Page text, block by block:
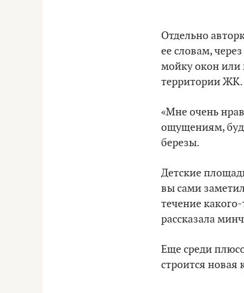
Отдельно
ее словам,
мойку окон или
территории ЖК.
«Мне очень
ощущениям,
березы.
Детские
вы сами
течение
рассказала
Еще среди
строится новая